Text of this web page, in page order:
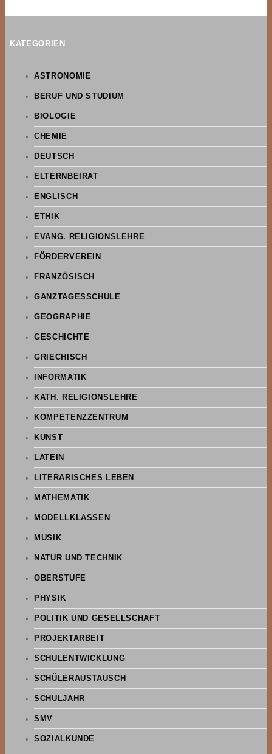
KATEGORIEN
ASTRONOMIE
BERUF UND STUDIUM
BIOLOGIE
CHEMIE
DEUTSCH
ELTERNBEIRAT
ENGLISCH
ETHIK
EVANG. RELIGIONSLEHRE
FÖRDERVEREIN
FRANZÖSISCH
GANZTAGESSCHULE
GEOGRAPHIE
GESCHICHTE
GRIECHISCH
INFORMATIK
KATH. RELIGIONSLEHRE
KOMPETENZZENTRUM
KUNST
LATEIN
LITERARISCHES LEBEN
MATHEMATIK
MODELLKLASSEN
MUSIK
NATUR UND TECHNIK
OBERSTUFE
PHYSIK
POLITIK UND GESELLSCHAFT
PROJEKTARBEIT
SCHULENTWICKLUNG
SCHÜLERAUSTAUSCH
SCHULJAHR
SMV
SOZIALKUNDE